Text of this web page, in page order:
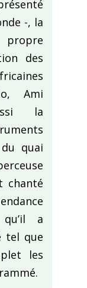
-, la
des
Ami
la
quai
chanté
a
tel que
les